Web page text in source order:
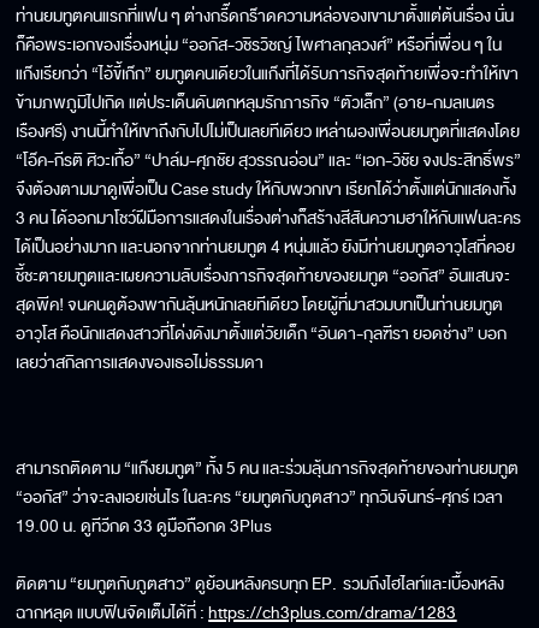
ท่านยมทูตคนแรกที่แฟน ๆ ต่างกรี๊ดกร๊าดความหล่อของเขามาตั้งแต่ต้นเรื่อง นั่น
ก็คือพระเอกของเรื่องหนุ่ม “ออกัส-วชิรวิชญ์ ไพศาลกุลวงศ์” หรือที่เพื่อน ๆ ใน
แก๊งเรียกว่า “ไอ้ขี้เก๊ก” ยมทูตคนเดียวในแก๊งที่ได้รับภารกิจสุดท้ายเพื่อจะทำให้เขา
ข้ามภพภูมิไปเกิด แต่ประเด็นดันตกหลุมรักภารกิจ “ตัวเล็ก” (อาย-กมลเนตร
เรืองศรี) งานนี้ทำให้เขาถึงกับไปไม่เป็นเลยทีเดียว เหล่าผองเพื่อนยมทูตที่แสดงโดย
“โอ๊ค-กีรติ ศิวะเกื้อ” “ปาล์ม-ศุภชัย สุวรรณอ่อน” และ “เอก-วิชัย จงประสิทธิ์พร”
จึงต้องตามมาดูเพื่อเป็น Case study ให้กับพวกเขา เรียกได้ว่าตั้งแต่นักแสดงทั้ง
3 คน ได้ออกมาโชว์ฝีมือการแสดงในเรื่องต่างก็สร้างสีสันความฮาให้กับแฟนละคร
ได้เป็นอย่างมาก และนอกจากท่านยมทูต 4 หนุ่มแล้ว ยังมีท่านยมทูตอาวุโสที่คอย
ชี้ชะตายมทูตและเผยความลับเรื่องภารกิจสุดท้ายของยมทูต “ออกัส” อันแสนจะ
สุดพีค! จนคนดูต้องพากันลุ้นหนักเลยทีเดียว โดยผู้ที่มาสวมบทเป็นท่านยมทูต
อาวุโส คือนักแสดงสาวที่โด่งดังมาตั้งแต่วัยเด็ก “อันดา-กุลฑีรา ยอดช่าง” บอก
เลยว่าสกิลการแสดงของเธอไม่ธรรมดา
สามารถติดตาม “แก๊งยมทูต” ทั้ง 5 คน และร่วมลุ้นภารกิจสุดท้ายของท่านยมทูต
“ออกัส” ว่าจะลงเอยเช่นไร ในละคร “ยมทูตกับภูตสาว” ทุกวันจันทร์-ศุกร์ เวลา
19.00 น. ดูทีวีกด 33 ดูมือถือกด 3Plus
ติดตาม “ยมทูตกับภูตสาว” ดูย้อนหลังครบทุก EP. รวมถึงไฮไลท์และเบื้องหลัง
ฉากหลุด แบบฟินจัดเต็มได้ที่ :https://ch3plus.com/drama/1283